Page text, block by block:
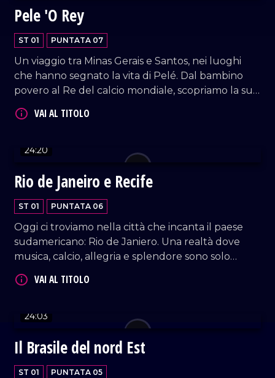
Pele 'O Rey
ST 01 PUNTATA 07
Un viaggio tra Minas Gerais e Santos, nei luoghi
che hanno segnato la vita di Pelé. Dal bambino
povero al Re del calcio mondiale, scopriamo la sua
storia, il suo talento, e il ricordo che ha lasciato in
Brasile e nel mondo. A Santos, il suo mausoleo
24:20
Rio de Janeiro e Recife
ST 01 PUNTATA 06
Oggi ci troviamo nella città che incanta il paese
sudamericano: Rio de Janiero. Una realtà dove
musica, calcio, allegria e splendore sono solo
alcune delle caratteristiche che la rendono una
delle metropoli più affascinanti in tutto il mondo.
Guanabara ed infine, eccoci a Recife nel suo
magico ambiente di mare e spiagge.
24:03
Il Brasile del nord Est
ST 01 PUNTATA 05
VAI AL TITOLO
VAI AL TITOLO
VAI AL TITOLO